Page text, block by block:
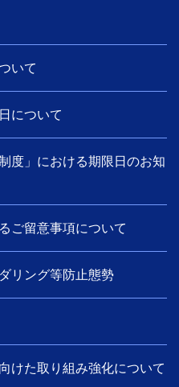
いて
について
度」における期限日のお知
ご留意事項について
リング等防止態勢
けた取り組み強化について